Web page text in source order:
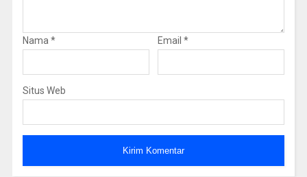
Nama* Email *
Situs Web